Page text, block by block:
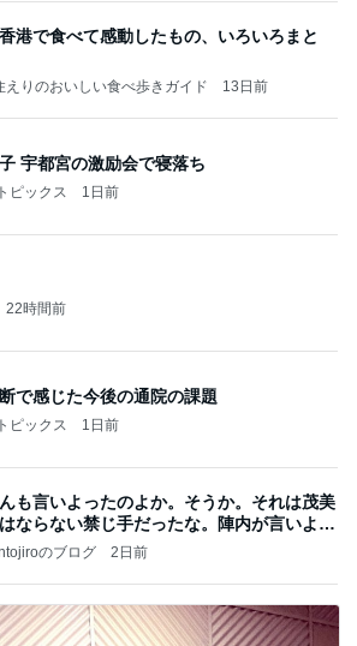
港で食べて感動したもの、いろいろまと
えりのおいしい食べ歩きガイド 13日前
宇都宮の激励会で寝落ち
ピックス 1日前
22時間前
で感じた今後の通院の課題
ピックス 1日前
も言いよったのよか。そうか。それは茂美
ならない禁じ手だったな。陣内が言いよる
のブログ 2日前